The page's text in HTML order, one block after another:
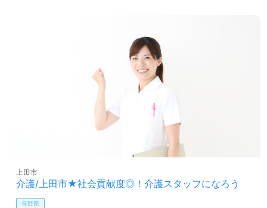
介護/上田市★社会貢献度◎！介護スタッフになろう
上田市
長野県